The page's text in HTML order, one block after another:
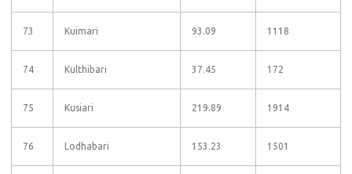
73 Kuimari 93.09 1118
74 Kulthibari 37.45 172
75 Kusiari 219.89 1914
76 Lodhabari 153.23 1501